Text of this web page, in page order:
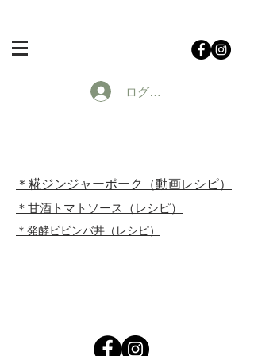
ログイン
＊糀ジンジャーポーク（動画レシピ）
＊甘酒トマトソース（レシピ）
＊発酵ビビンバ丼（レシピ）